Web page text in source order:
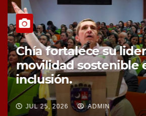
Chía fortalece la
sus fuentes hídricas
compra de tres
JUL 25, 2026 ADMIN